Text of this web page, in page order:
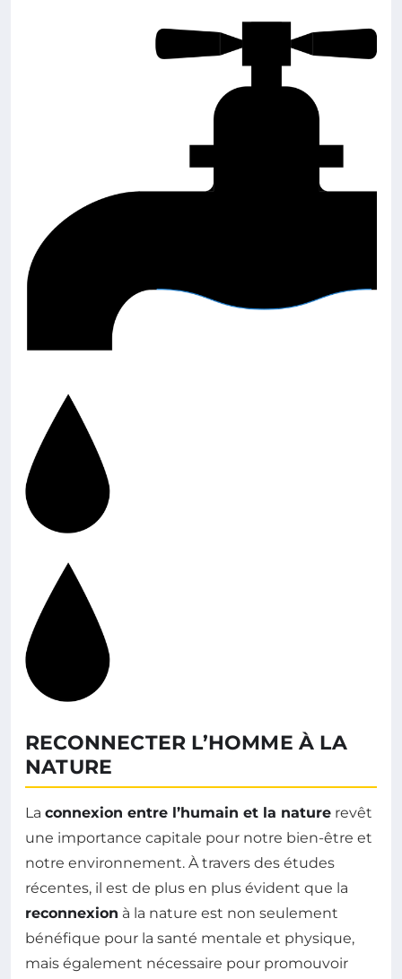
RECONNECTER L’HOMME À LA
NATURE
La connexion entre l’humain et la nature revêt
une importance capitale pour notre bien-être et
notre environnement. À travers des études
récentes, il est de plus en plus évident que la
reconnexion à la nature est non seulement
bénéfique pour la santé mentale et physique,
mais également nécessaire pour promouvoir